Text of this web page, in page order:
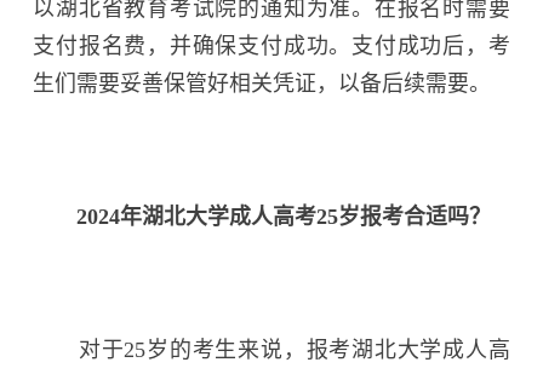
以湖北省教育考试院的通知为准。在报名时需要
支付报名费，并确保支付成功。支付成功后，考
生们需要妥善保管好相关凭证，以备后续需要。
2024年湖北大学成人高考25岁报考合适吗？
对于25岁的考生来说，报考湖北大学成人高